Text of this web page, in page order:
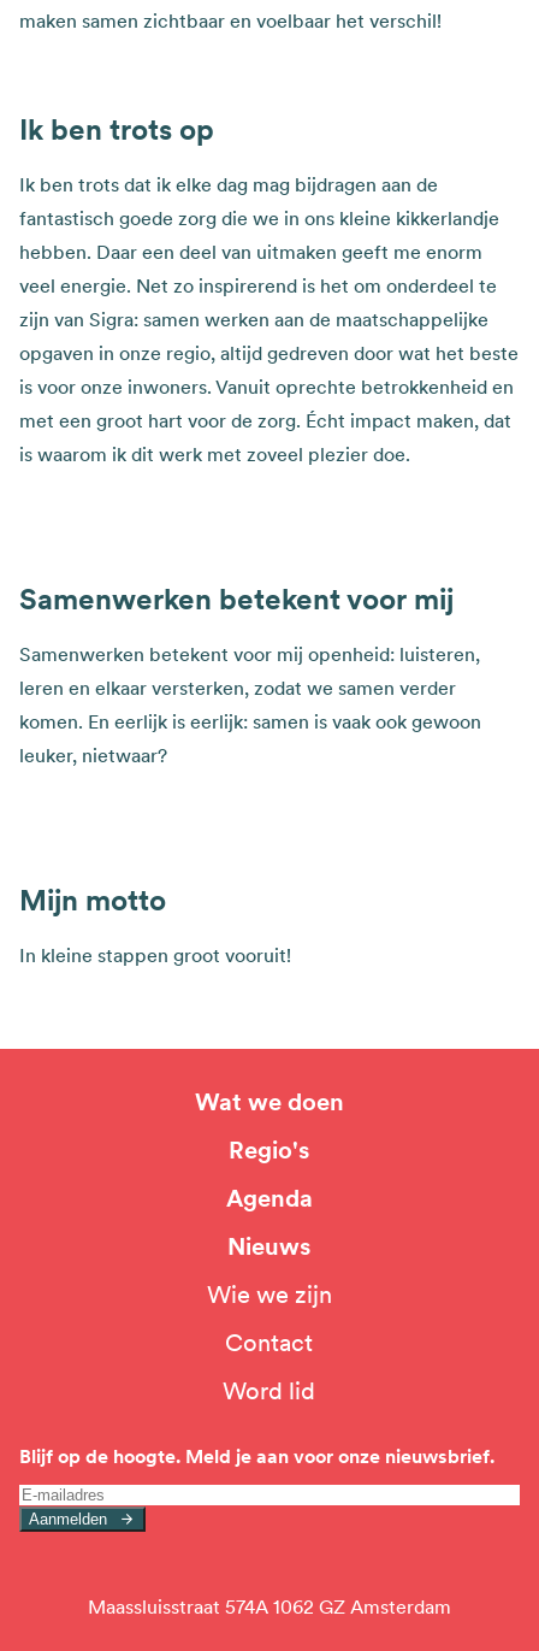
maken samen zichtbaar en voelbaar het verschil!
Ik ben trots op
Ik ben trots dat ik elke dag mag bijdragen aan de
fantastisch goede zorg die we in ons kleine kikkerlandje
hebben. Daar een deel van uitmaken geeft me enorm
veel energie. Net zo inspirerend is het om onderdeel te
zijn van Sigra: samen werken aan de maatschappelijke
opgaven in onze regio, altijd gedreven door wat het beste
is voor onze inwoners. Vanuit oprechte betrokkenheid en
met een groot hart voor de zorg. Écht impact maken, dat
is waarom ik dit werk met zoveel plezier doe.
Samenwerken betekent voor mij
Samenwerken betekent voor mij openheid: luisteren,
leren en elkaar versterken, zodat we samen verder
komen. En eerlijk is eerlijk: samen is vaak ook gewoon
leuker, nietwaar?
Mijn motto
In kleine stappen groot vooruit!
Wat we doen
Regio's
Agenda
Nieuws
Wie we zijn
Contact
Word lid
Blijf op de hoogte. Meld je aan voor onze nieuwsbrief.
Aanmelden
Maassluisstraat 574A 1062 GZ Amsterdam